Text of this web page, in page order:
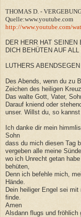
THOMAS D. -
Quelle:www.youtube.com
http://www.youtube.com/
DER HERR HAT
DICH BEHÜTEN AUF ALL
LUTHERS ABENDSEGEN
Des Abends, wenn du zu
Zeichen des heiligen
Das walte Gott, Vater,
Darauf kniend oder
unser. Willst du, so
Ich danke dir mein
Sohn
dass du mich diesen Tag
vergeben alle meine
wo ich Unrecht getan
behüten,
Denn ich befehle mich,
Hände.
Dein heiliger Engel sei
finde.
Amen
Alsdann flugs und fröhlich